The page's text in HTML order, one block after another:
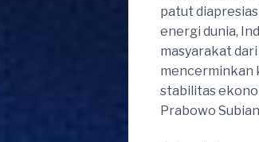
patut
energi dunia,
masyarakat
mencerminkan
stabilitas
Prabowo